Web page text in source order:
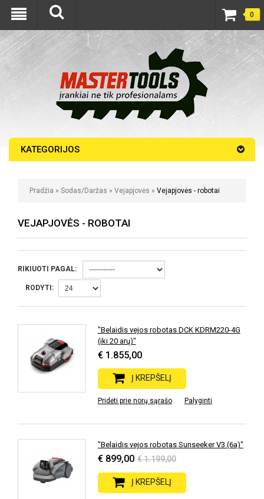
0
KATEGORIJOS
Pradžia » Sodas/Daržas » Vejapjovės » Vejapjovės - robotai
VEJAPJOVĖS - ROBOTAI
RIKIUOTI PAGAL:
RODYTI:
"Belaidis vejos robotas DCK KDRM220-4G
(iki 20 arų)"
€ 1.855,00
Į KREPŠELĮ
Pridėti prie norų sąrašo Palyginti
"Belaidis vejos robotas Sunseeker V3 (6a)"
€ 899,00 € 1.199,00
Į KREPŠELĮ